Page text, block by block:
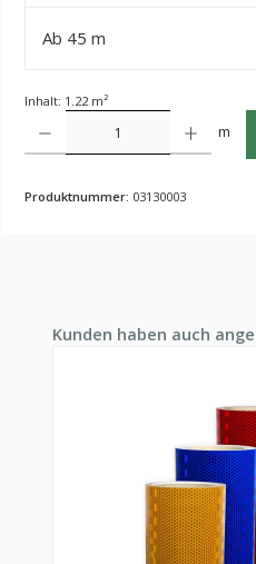
Ab 45 m
Inhalt: 1.22 m²
m
Produktnummer: 03130003
Produktgalerie überspringen
Kunden haben auch